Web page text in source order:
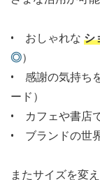
• おしゃれな シ
◎）
• 感謝の気持ち
ード）
• カフェや書店
• ブランドの世
またサイズを変